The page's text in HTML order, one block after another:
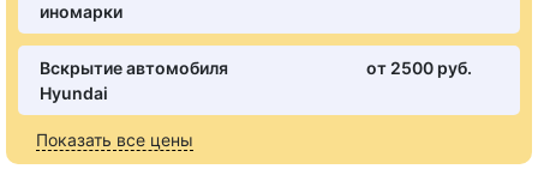
иномарки
Вскрытие автомобиля
Hyundai
от 2500 pуб.
Показать все цены